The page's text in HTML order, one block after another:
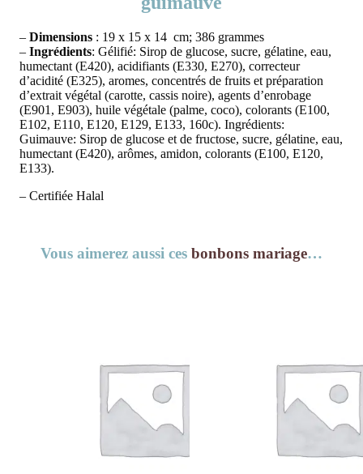
– Dimensions : 19 x 15 x 14 cm; 386 grammes
– Ingrédients: Gélifié: Sirop de glucose, sucre, gélatine, eau,
humectant (E420), acidifiants (E330, E270), correcteur
d’acidité (E325), aromes, concentrés de fruits et préparation
d’extrait végétal (carotte, cassis noire), agents d’enrobage
(E901, E903), huile végétale (palme, coco), colorants (E100,
E102, E110, E120, E129, E133, 160c). Ingrédients:
Guimauve: Sirop de glucose et de fructose, sucre, gélatine, eau,
humectant (E420), arômes, amidon, colorants (E100, E120,
E133).
– Certifiée Halal
Vous aimerez aussi ces bonbons mariage…